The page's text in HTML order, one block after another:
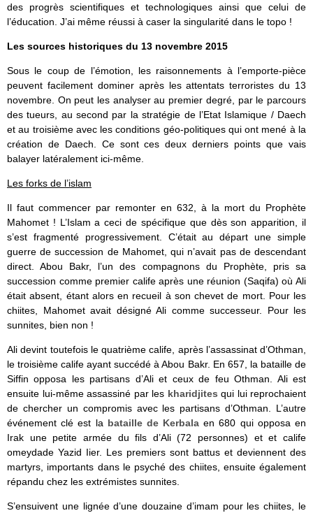
des progrès scientifiques et technologiques ainsi que celui de
l’éducation. J’ai même réussi à caser la singularité dans le topo !
Les sources historiques du 13 novembre 2015
Sous le coup de l’émotion, les raisonnements à l’emporte-pièce
peuvent facilement dominer après les attentats terroristes du 13
novembre. On peut les analyser au premier degré, par le parcours
des tueurs, au second par la stratégie de l’Etat Islamique / Daech
et au troisième avec les conditions géo-politiques qui ont mené à la
création de Daech. Ce sont ces deux derniers points que vais
balayer latéralement ici-même.
Les forks de l’islam
Il faut commencer par remonter en 632, à la mort du Prophète
Mahomet ! L’Islam a ceci de spécifique que dès son apparition, il
s’est fragmenté progressivement. C’était au départ une simple
guerre de succession de Mahomet, qui n’avait pas de descendant
direct. Abou Bakr, l’un des compagnons du Prophète, pris sa
succession comme premier calife après une réunion (Saqifa) où Ali
était absent, étant alors en recueil à son chevet de mort. Pour les
chiites, Mahomet avait désigné Ali comme successeur. Pour les
sunnites, bien non !
Ali devint toutefois le quatrième calife, après l’assassinat d’Othman,
le troisième calife ayant succédé à Abou Bakr. En 657, la bataille de
Siffin opposa les partisans d’Ali et ceux de feu Othman. Ali est
ensuite lui-même assassiné par les kharidjites qui lui reprochaient
de chercher un compromis avec les partisans d’Othman. L’autre
événement clé est la bataille de Kerbala en 680 qui opposa en
Irak une petite armée du fils d’Ali (72 personnes) et et calife
omeydade Yazid Iier. Les premiers sont battus et deviennent des
martyrs, importants dans le psyché des chiites, ensuite également
répandu chez les extrémistes sunnites.
S’ensuivent une lignée d’une douzaine d’imam pour les chiites, le